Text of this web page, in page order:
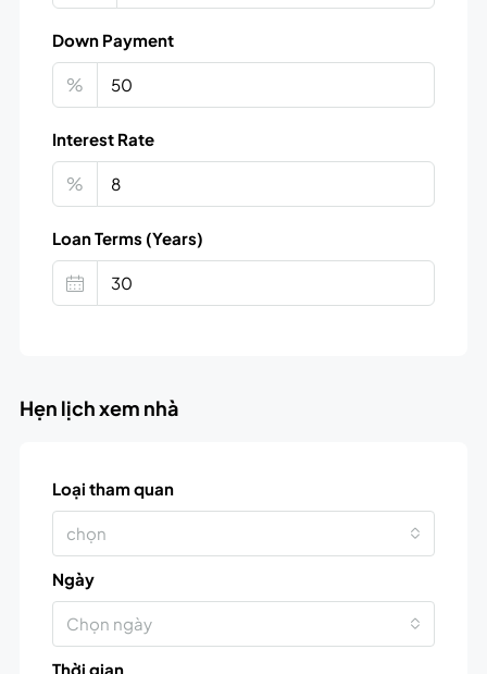
Down Payment
%
Interest Rate
%
Loan Terms (Years)
Hẹn lịch xem nhà
Loại tham quan
chọn
Ngày
Chọn ngày
Thời gian